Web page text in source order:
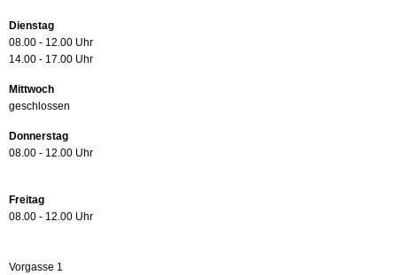
Dienstag
08.00 - 12.00 Uhr
14.00 - 17.00 Uhr
Mittwoch
geschlossen
Donnerstag
08.00 - 12.00 Uhr
Freitag
08.00 - 12.00 Uhr
Vorgasse 1